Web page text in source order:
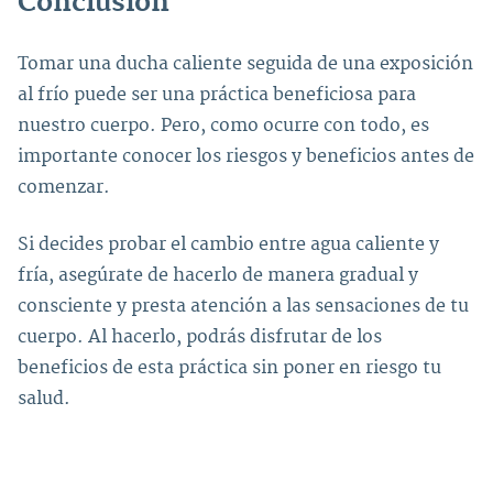
Tomar una ducha caliente seguida de una exposición
al frío puede ser una práctica beneficiosa para
nuestro cuerpo. Pero, como ocurre con todo, es
importante conocer los riesgos y beneficios antes de
comenzar.
Si decides probar el cambio entre agua caliente y
fría, asegúrate de hacerlo de manera gradual y
consciente y presta atención a las sensaciones de tu
cuerpo. Al hacerlo, podrás disfrutar de los
beneficios de esta práctica sin poner en riesgo tu
salud.